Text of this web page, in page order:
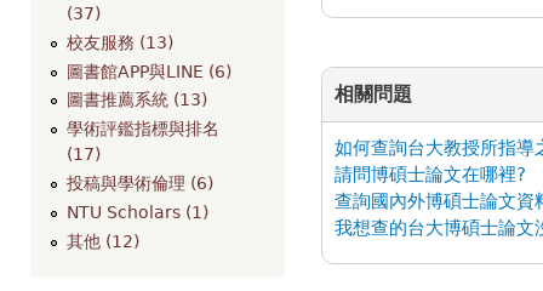
(37)
校友服務 (13)
圖書館APP與LINE (6)
圖書推薦系統 (13)
學術評鑑指標與排名
(17)
投稿與學術倫理 (6)
NTU Scholars (1)
其他 (12)
相關問題
如何查詢台大教授所指導
請問博碩士論文在哪裡?
查詢國內外博碩士論文資
我想查的台大博碩士論文